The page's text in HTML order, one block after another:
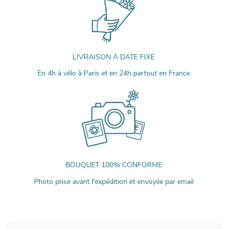
LIVRAISON À DATE FIXE
En 4h à vélo à Paris et en 24h partout en France
BOUQUET 100% CONFORME
Photo prise avant l'expédition et envoyée par email